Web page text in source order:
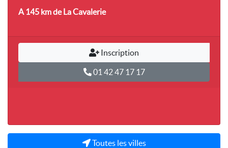
A 145 kmde La Cavalerie
Inscription
01 42 47 17 17
Toutes les villes